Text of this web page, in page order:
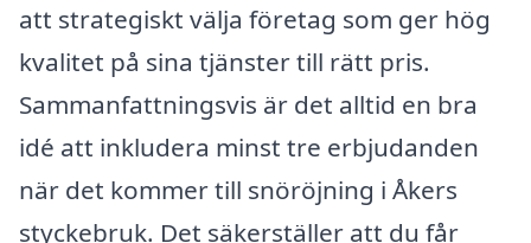
att strategiskt välja företag som ger hög
kvalitet på sina tjänster till rätt pris.
Sammanfattningsvis är det alltid en bra
idé att inkludera minst tre erbjudanden
när det kommer till snöröjning i Åkers
styckebruk. Det säkerställer att du får